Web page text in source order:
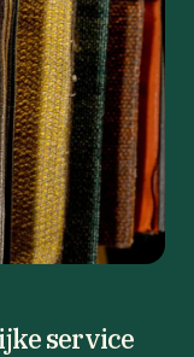
service